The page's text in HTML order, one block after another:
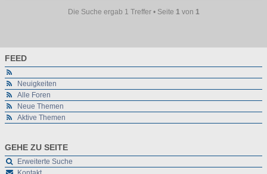
Die Suche ergab 1 Treffer • Seite 1von 1
FEED
Neuigkeiten
Alle Foren
Neue Themen
Aktive Themen
GEHE ZU SEITE
Erweiterte Suche